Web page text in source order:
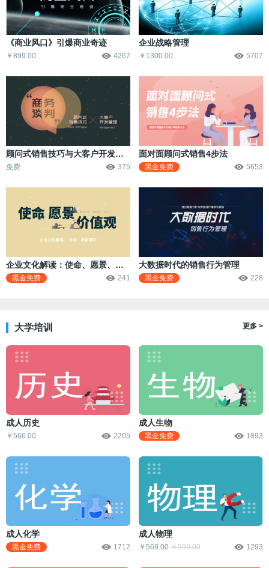
《商业风口》引爆商业奇迹
￥899.00 4267
企业战略管理
￥1300.00 5707
顾问式销售技巧与大客户开发管理：商务谈判中的角色转变
免费 375
面对面顾问式销售4步法
黑金免费 5653
企业文化解读：使命、愿景、价值观
黑金免费 241
大数据时代的销售行为管理
黑金免费 228
大学培训 更多 >
成人历史
￥566.00 2205
成人生物
黑金免费 1893
成人化学
黑金免费 1712
成人物理
￥569.00 ￥599.00 1293